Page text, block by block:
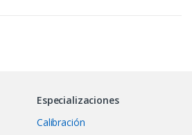
Especializaciones
Calibración